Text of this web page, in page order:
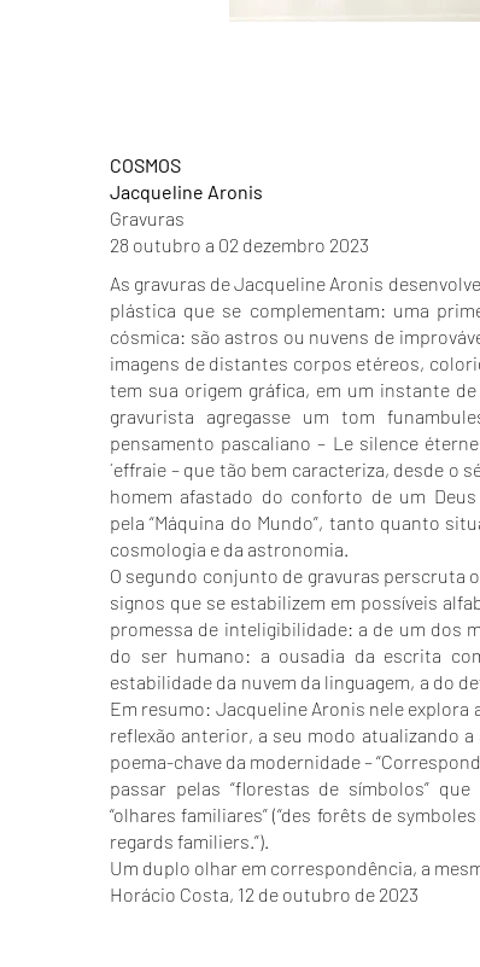
COSMOS
Jacqueline Aronis
Gravuras
28 outubro a 02 dezembro 2023
As gravuras de Jacqueline Aronis
plástica que se complementam: uma
cósmica: são astros ou nuvens de
imagens de distantes corpos etéreos,
tem sua origem gráfica, em um instante
gravurista agregasse um tom
pensamento pascaliano – Le silence
´effraie – que tão bem caracteriza, desde o
homem afastado do conforto de um
pela “Máquina do Mundo”, tanto quanto
cosmologia e da astronomia.
O segundo conjunto de gravuras perscruta
signos que se estabilizem em possíveis
promessa de inteligibilidade: a de um dos
do ser humano: a ousadia da escrita
estabilidade da nuvem da linguagem, a do
Em resumo: Jacqueline Aronis nele explora
reflexão anterior, a seu modo atualizando
poema-chave da modernidade –
passar pelas “florestas de símbolos”
“olhares familiares” (“des forêts de
regards familiers.”).
Um duplo olhar em correspondência, a
Horácio Costa, 12 de outubro de 2023